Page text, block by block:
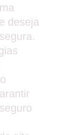
deseja